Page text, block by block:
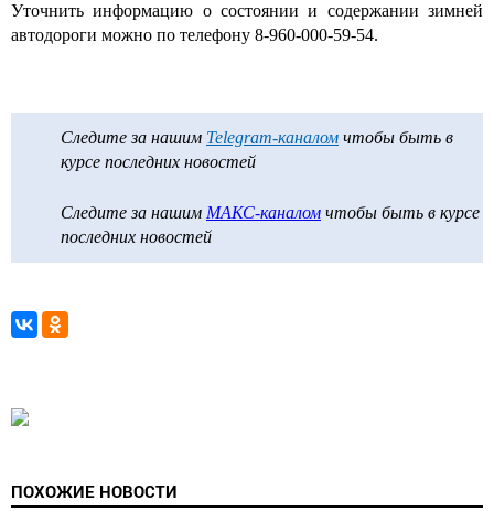
Уточнить информацию о состоянии и содержании зимней
автодороги можно по телефону 8-960-000-59-54.
Следите за нашим Telegram-каналом чтобы быть в
курсе последних новостей
Следите за нашим МАКС-каналом чтобы быть в курсе
последних новостей
ПОХОЖИЕ НОВОСТИ